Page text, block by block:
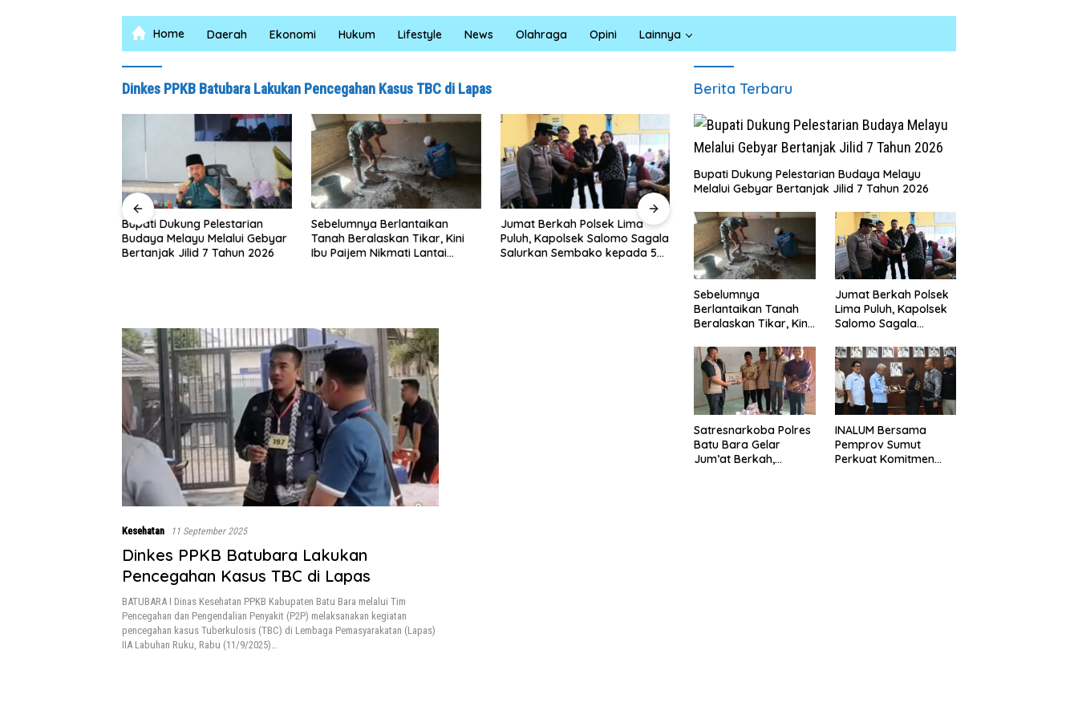
Home Daerah Ekonomi Hukum Lifestyle News Olahraga Opini Lainnya
Dinkes PPKB Batubara Lakukan Pencegahan Kasus TBC di Lapas
Bupati Dukung Pelestarian
Budaya Melayu Melalui Gebyar
Bertanjak Jilid 7 Tahun 2026
Sebelumnya Berlantaikan
Tanah Beralaskan Tikar, Kini
Ibu Paijem Nikmati Lantai
Jumat Berkah Polsek Lima
Puluh, Kapolsek Salomo Sagala
Salurkan Sembako kepada 50
Satresnarkoba Polres Batu
Bara Gelar Jum’at Berkah,
Santuni Anak Yatim dan
Edukasi Bahaya Narkoba
INALUM Bersama Pemprov
Sumut Perkuat Komitmen
Pendidikan dan Konservasi
Lingkungan
Kesehatan 11 September 2025
Dinkes PPKB Batubara Lakukan
Pencegahan Kasus TBC di Lapas
BATUBARA I Dinas Kesehatan PPKB Kabupaten Batu Bara melalui Tim
Pencegahan dan Pengendalian Penyakit (P2P) melaksanakan kegiatan
pencegahan kasus Tuberkulosis (TBC) di Lembaga Pemasyarakatan (Lapas)
IIA Labuhan Ruku, Rabu (11/9/2025)…
Berita Terbaru
Bupati Dukung Pelestarian Budaya Melayu
Melalui Gebyar Bertanjak Jilid 7 Tahun 2026
Sebelumnya
Berlantaikan Tanah
Beralaskan Tikar, Kini
Lantai Rumah yang
Layak Berkat Satgas
TMMD Ke-129 Kodim
0208/Asahan
Jumat Berkah Polsek
Lima Puluh, Kapolsek
Salomo Sagala
kepada 50 Petani di
Simpang Gambus
Satresnarkoba Polres
Batu Bara Gelar
Jum’at Berkah,
INALUM Bersama
Pemprov Sumut
Perkuat Komitmen